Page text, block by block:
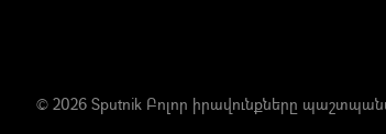
© 2026 Sputnik Բոլոր իրավունքները